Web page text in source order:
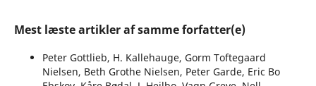
Mest læste artikler af samme forfatter(e)
Peter Gottlieb, H. Kallehauge, Gorm Toftegaard
Nielsen, Beth Grothe Nielsen, Peter Garde, Eric Bo